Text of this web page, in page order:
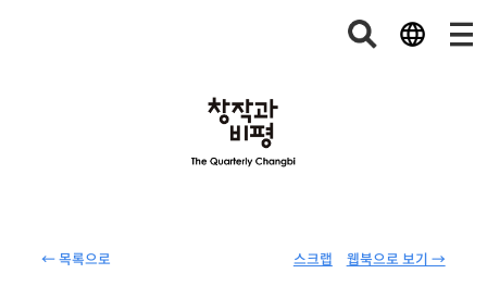
← 목록으로 웹북으로 보기 →
스크랩